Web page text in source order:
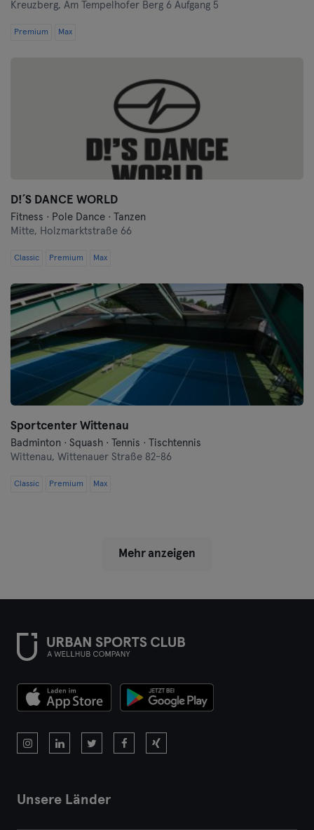
Kreuzberg, Am Tempelhofer Berg 6 Aufgang 5
Premium Max
D!´S DANCE WORLD
Fitness · Pole Dance · Tanzen
Mitte, Holzmarktstraße 66
Classic Premium Max
Sportcenter Wittenau
Badminton · Squash · Tennis · Tischtennis
Wittenau, Wittenauer Straße 82-86
Classic Premium Max
Mehr anzeigen
Unsere Länder